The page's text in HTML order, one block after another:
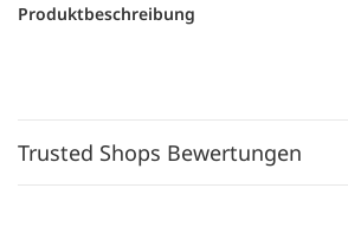
Produktbeschreibung
Trusted Shops Bewertungen